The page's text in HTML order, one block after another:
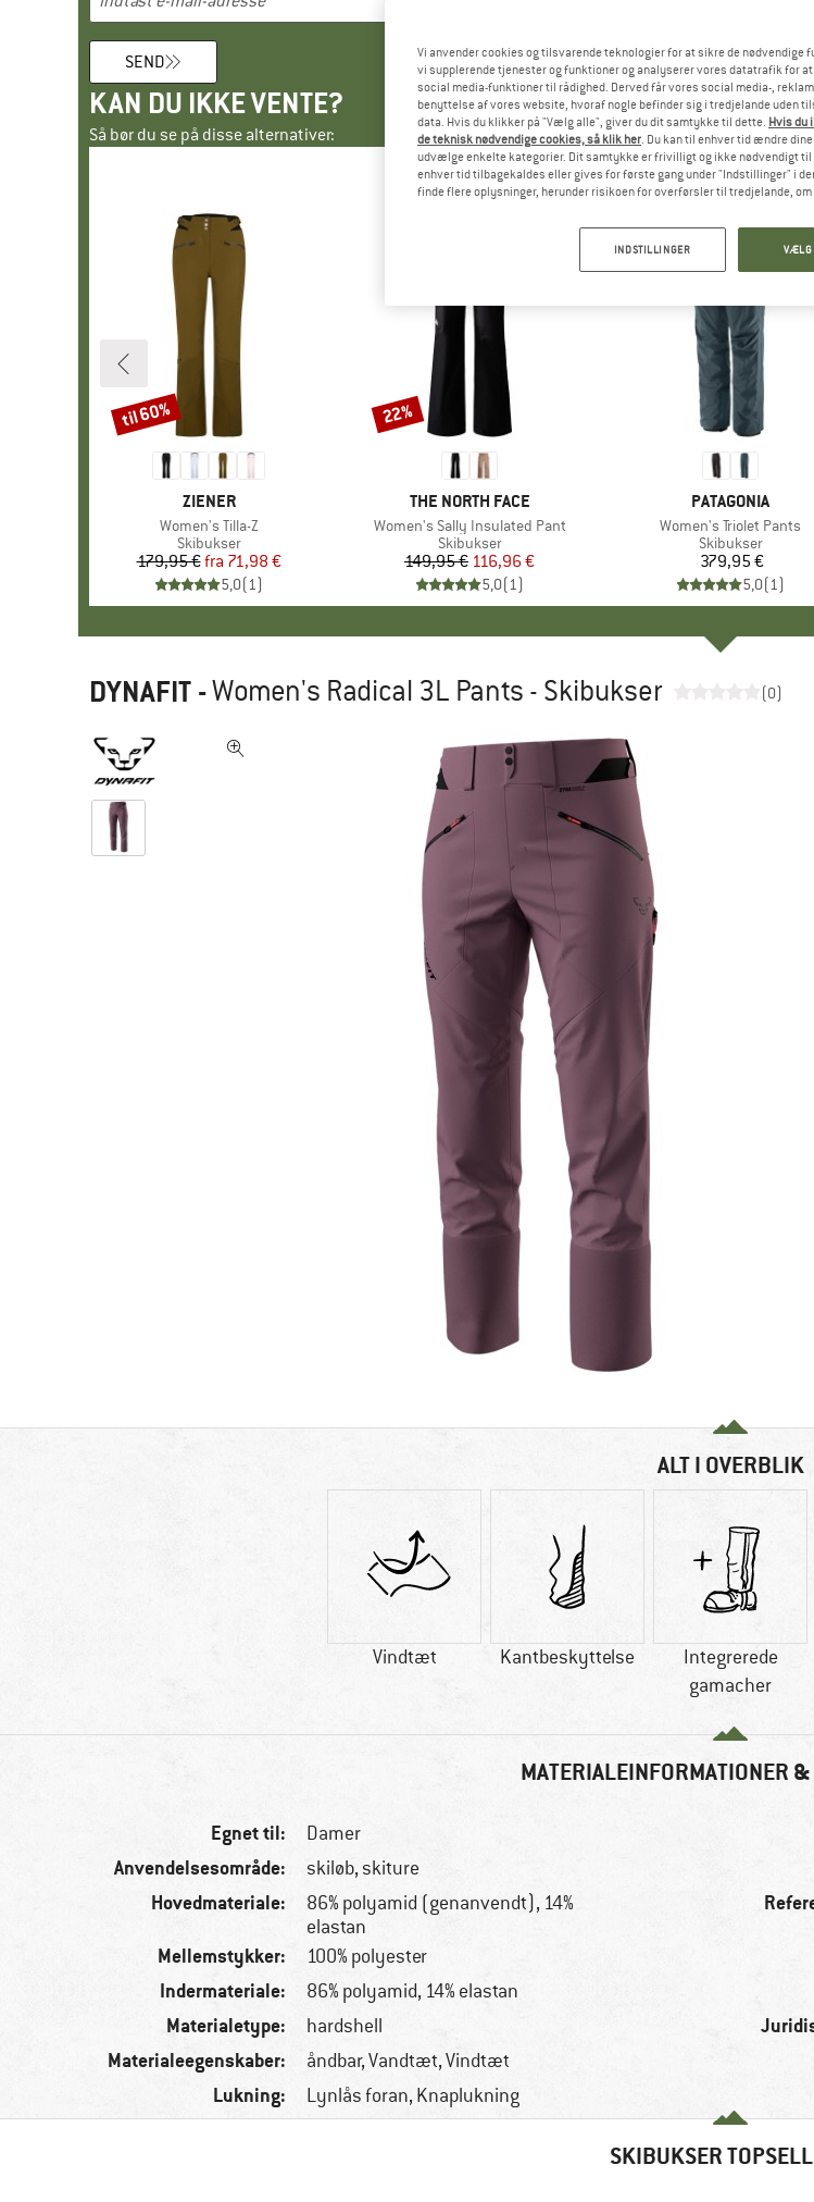
SEND
KAN DU IKKE VENTE?
Så bør du se på disse alternativer:
GODKENDT AF ANDRE
MÆRKE
ZIENER
Artikel
Women's Tilla-Z
Produktgruppe
Skibukser
Pris
179,95 € Nedsat pris
fra 71,98 €
5,0(1)
Rabat
til 60%
MÆRKE
THE NORTH FACE
Artikel
Women's Sally Insulated Pant
Produktgruppe
Skibukser
Pris
149,95 € Nedsat pris
116,96 €
5,0(1)
Rabat
22%
MÆRKE
PATAGONIA
Artikel
Women's Triolet Pants
Produktgruppe
Skibukser
Pris
379,95 €
5,0(1)
DYNAFIT -Women's Radical 3L Pants - Skibukser (0)
ALT I OVERBLIK
Vindtæt Kantbeskyttelse
Integrerede
gamacher
MATERIALEINFORMATIONER
Egnet til: Damer
Anvendelsesområde: skiløb, skiture
Hovedmateriale:
86% polyamid (genanvendt), 14%
elastan
Mellemstykker: 100% polyester
Indermateriale: 86% polyamid, 14% elastan
Materialetype: hardshell
Materialeegenskaber: åndbar, Vandtæt, Vindtæt
Lukning: Lynlås foran, Knaplukning
SKIBUKSER
Vi anvender cookies og tilsvarende teknologier for at sikre de nødvendige
vi supplerende tjenester og funktioner og analyserer vores datatrafik for
social media-funktioner til rådighed. Derved får vores social media-,
benyttelse af vores website, hvoraf nogle befinder sig i tredjelande uden
data. Hvis du klikker på "Vælg alle", giver du dit samtykke til dette. Hvis du
de teknisk nødvendige cookies, så klik her. Du kan til enhver tid ændre
udvælge enkelte kategorier. Dit samtykke er frivilligt og ikke nødvendigt til
enhver tid tilbagekaldes eller gives for første gang under "Indstillinger" i
finde flere oplysninger, herunder risikoen for overførsler til tredjelande,
INDSTILLINGER VÆLG